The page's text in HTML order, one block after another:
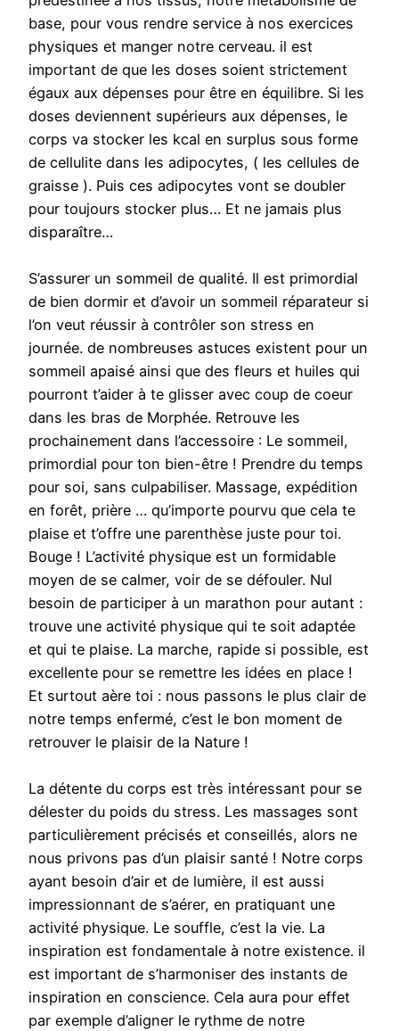
base, pour vous rendre service à nos exercices
physiques et manger notre cerveau. il est
important de que les doses soient strictement
égaux aux dépenses pour être en équilibre. Si les
doses deviennent supérieurs aux dépenses, le
corps va stocker les kcal en surplus sous forme
de cellulite dans les adipocytes, ( les cellules de
graisse ). Puis ces adipocytes vont se doubler
pour toujours stocker plus… Et ne jamais plus
disparaître…
S’assurer un sommeil de qualité. Il est primordial
de bien dormir et d’avoir un sommeil réparateur si
l’on veut réussir à contrôler son stress en
journée. de nombreuses astuces existent pour un
sommeil apaisé ainsi que des fleurs et huiles qui
pourront t’aider à te glisser avec coup de coeur
dans les bras de Morphée. Retrouve les
prochainement dans l’accessoire : Le sommeil,
primordial pour ton bien-être ! Prendre du temps
pour soi, sans culpabiliser. Massage, expédition
en forêt, prière … qu’importe pourvu que cela te
plaise et t’offre une parenthèse juste pour toi.
Bouge ! L’activité physique est un formidable
moyen de se calmer, voir de se défouler. Nul
besoin de participer à un marathon pour autant :
trouve une activité physique qui te soit adaptée
et qui te plaise. La marche, rapide si possible, est
excellente pour se remettre les idées en place !
Et surtout aère toi : nous passons le plus clair de
notre temps enfermé, c’est le bon moment de
retrouver le plaisir de la Nature !
La détente du corps est très intéressant pour se
délester du poids du stress. Les massages sont
particulièrement précisés et conseillés, alors ne
nous privons pas d’un plaisir santé ! Notre corps
ayant besoin d’air et de lumière, il est aussi
impressionnant de s’aérer, en pratiquant une
activité physique. Le souffle, c’est la vie. La
inspiration est fondamentale à notre existence. il
est important de s’harmoniser des instants de
inspiration en conscience. Cela aura pour effet
par exemple d’aligner le rythme de notre